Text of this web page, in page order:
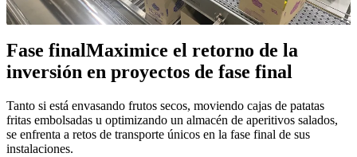
Video
Fase finalMaximice el retorno de la
inversión en proyectos de fase final
Tanto si está envasando frutos secos, moviendo cajas de patatas
fritas embolsadas u optimizando un almacén de aperitivos salados,
se enfrenta a retos de transporte únicos en la fase final de sus
instalaciones.